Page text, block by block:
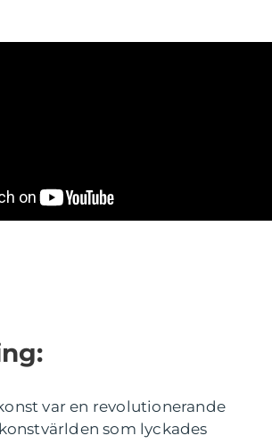
var en revolutionerande
som lyckades